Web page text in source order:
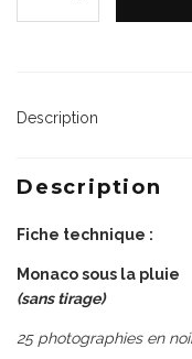
Description
Description
Fiche technique :
Monaco sous la pluie
(sans tirage)
25 photographies en